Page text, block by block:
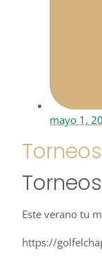
mayo 1,
Este verano tu
https://